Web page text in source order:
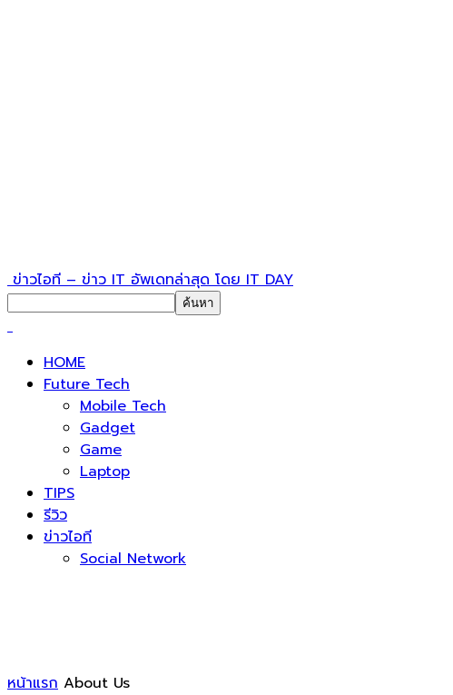
ข่าวไอที – ข่าว IT อัพเดทล่าสุด โดย IT DAY
HOME
Future Tech
Mobile Tech
Gadget
Game
Laptop
TIPS
รีวิว
ข่าวไอที
Social Network
หน้าแรก About Us